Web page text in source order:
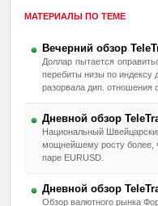
МАТЕРИАЛЫ ПО ТЕМЕ
Вечерний обзор
Доллар пытается
перебиты низы по
разорвала дип. отношения
Дневной обзор
Национальный
мощнейшему росту более,
паре EURUSD.
Дневной обзор
Обзор валютного рынка